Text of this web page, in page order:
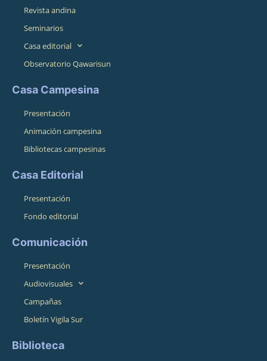
Revista andina
Seminarios
Casa editorial
Observatorio Qawarisun
Casa Campesina
Presentación
Animación campesina
Bibliotecas campesinas
Casa Editorial
Presentación
Fondo editorial
Comunicación
Presentación
Audiovisuales
Campañas
Boletín Vigila Sur
Biblioteca